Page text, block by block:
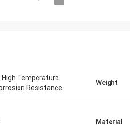
High Temperature
Resistance
Weight
Material